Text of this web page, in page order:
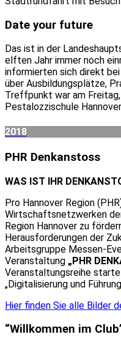
Date your future
Das ist in der
elften Jahr immer noch
informierten sich direkt
über Ausbildungsplätze,
Treffpunkt war am Freitag,
Pestalozzischule
2018
PHR Denkanstoss
WAS IST IHR
Pro Hannover Region
Wirtschaftsnetzwerken
Region Hannover zu
Herausforderungen der
Arbeitsgruppe Messen-
Veranstaltung „PHR
Veranstaltungsreihe
„Digitalisierung und
Hier finden Sie alle Bilder
“Willkommen im